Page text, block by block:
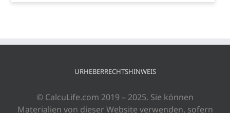
URHEBERRECHTSHINWEIS
© CalcuLife.com 2019 – 2025. Sie können
Materialien von dieser Website verwenden, sofern